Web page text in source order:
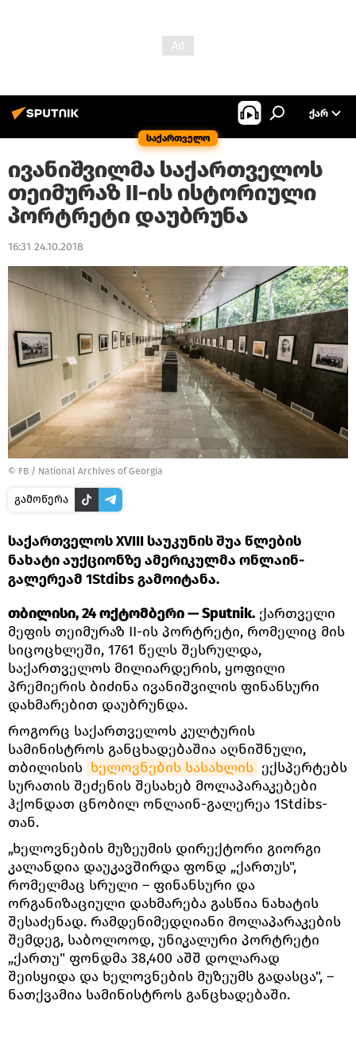
საქართველო
ᲥᲐᲠ
ივანიშვილმა საქართველოს
თეიმურაზ II-ის ისტორიული
პორტრეტი დაუბრუნა
16:31 24.10.2018
© FB / National Archives of Georgia
გამოწერა
საქართველოს XVIII საუკუნის შუა წლების
ნახატი აუქციონზე ამერიკულმა ონლაინ-
გალერეამ 1Stdibs გამოიტანა.
თბილისი, 24 ოქტომბერი — Sputnik. ქართველი
მეფის თეიმურაზ II-ის პორტრეტი, რომელიც მის
სიცოცხლეში, 1761 წელს შესრულდა,
საქართველოს მილიარდერის, ყოფილი
პრემიერის ბიძინა ივანიშვილის ფინანსური
დახმარებით დაუბრუნდა.
როგორც საქართველოს კულტურის
სამინისტროს განცხადებაშია აღნიშნული,
თბილისის ხელოვნების სასახლის ექსპერტებს
სურათის შეძენის შესახებ მოლაპარაკებები
ჰქონდათ ცნობილ ონლაინ-გალერეა 1Stdibs-
თან.
„ხელოვნების მუზეუმის დირექტორი გიორგი
კალანდია დაუკავშირდა ფონდ „ქართუს",
რომელმაც სრული – ფინანსური და
ორგანიზაციული დახმარება გასწია ნახატის
შესაძენად. რამდენიმედღიანი მოლაპარაკების
შემდეგ, საბოლოოდ, უნიკალური პორტრეტი
„ქართუ" ფონდმა 38,400 აშშ დოლარად
შეისყიდა და ხელოვნების მუზეუმს გადასცა", –
ნათქვამია სამინისტროს განცხადებაში.